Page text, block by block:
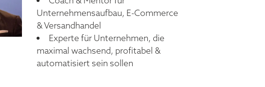
Unternehmensaufbau, E-Commerce
& Versandhandel
Experte für Unternehmen, die
maximal wachsend, profitabel &
automatisiert sein sollen